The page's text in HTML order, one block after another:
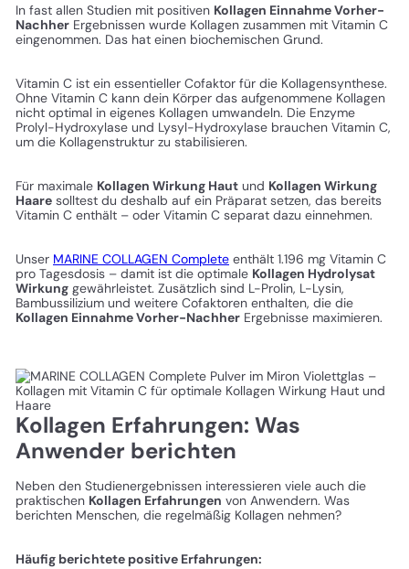
In fast allen Studien mit positiven Kollagen Einnahme Vorher-
Nachher Ergebnissen wurde Kollagen zusammen mit Vitamin C
eingenommen. Das hat einen biochemischen Grund.
Vitamin C ist ein essentieller Cofaktor für die Kollagensynthese.
Ohne Vitamin C kann dein Körper das aufgenommene Kollagen
nicht optimal in eigenes Kollagen umwandeln. Die Enzyme
Prolyl-Hydroxylase und Lysyl-Hydroxylase brauchen Vitamin C,
um die Kollagenstruktur zu stabilisieren.
Für maximale Kollagen Wirkung Haut und Kollagen Wirkung
Haare solltest du deshalb auf ein Präparat setzen, das bereits
Vitamin C enthält – oder Vitamin C separat dazu einnehmen.
Unser MARINE COLLAGEN Complete enthält 1.196 mg Vitamin C
pro Tagesdosis – damit ist die optimale Kollagen Hydrolysat
Wirkung gewährleistet. Zusätzlich sind L-Prolin, L-Lysin,
Bambussilizium und weitere Cofaktoren enthalten, die die
Kollagen Einnahme Vorher-Nachher Ergebnisse maximieren.
Kollagen Erfahrungen: Was
Anwender berichten
Neben den Studienergebnissen interessieren viele auch die
praktischen Kollagen Erfahrungen von Anwendern. Was
berichten Menschen, die regelmäßig Kollagen nehmen?
Häufig berichtete positive Erfahrungen: